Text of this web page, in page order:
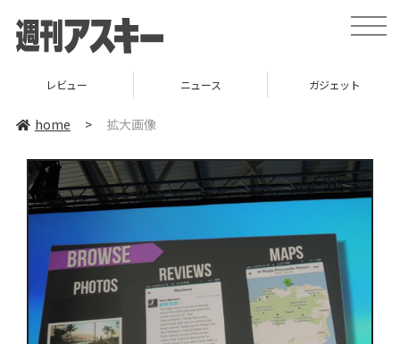
toggle
レビュー ニュース ガジェット
home > 拡大画像